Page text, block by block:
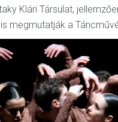
Klári Társulat,
megmutatják a